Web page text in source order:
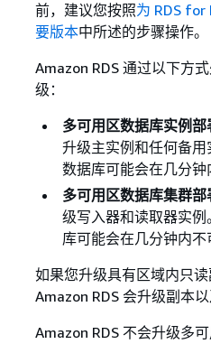
前，建议您按照为 RDS for
要版本中所述的步骤操作。
Amazon RDS 通过以下方
级：
多可用区数据库实例部
升级主实例和任何备用
数据库可能会在几分钟
多可用区数据库集群部
级写入器和读取器实
库可能会在几分钟内不
如果您升级具有区域内只读
Amazon RDS 会升级副本以
Amazon RDS 不会升级多